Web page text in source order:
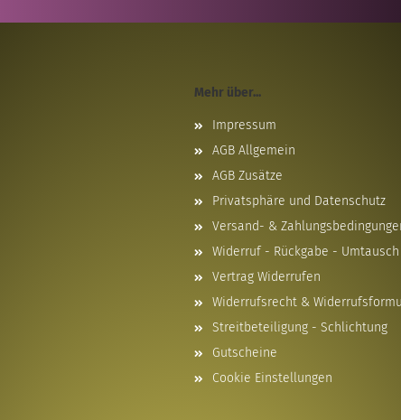
Mehr über...
Impressum
AGB Allgemein
AGB Zusätze
Privatsphäre und Datenschutz
Versand- &
Widerruf - Rückgabe - Umtausch
Vertrag Widerrufen
Widerrufsrecht &
Streitbeteiligung - Schlichtung
Gutscheine
Cookie Einstellungen